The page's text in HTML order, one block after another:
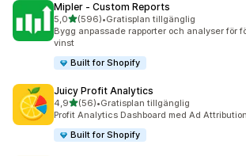
Mipler ‑ Custom Reports
5,0av 5 stjärnor
(596)
596 recensioner totalt
•Gratisplan tillgänglig
Bygg anpassade rapporter och analyser för
vinst
Built for Shopify
Juicy Profit Analytics
4,9av 5 stjärnor
(56)
56 recensioner totalt
•Gratisplan tillgänglig
Profit Analytics Dashboard med Ad
Built for Shopify